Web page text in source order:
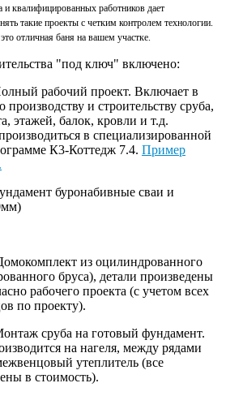
и квалифицированных работников дает
такие проекты с четким контролем технологии.
отличная баня на вашем участке.
"под ключ" включено:
рабочий проект. Включает в
производству и строительству сруба,
этажей, балок, кровли и т.д.
в специализированной
К3-Коттедж 7.4. Пример
буронабивные сваи и
из оцилиндрованного
бруса), детали произведены
рабочего проекта (с учетом всех
по проекту).
сруба на готовый фундамент.
на нагеля, между рядами
утеплитель (все
в стоимость).